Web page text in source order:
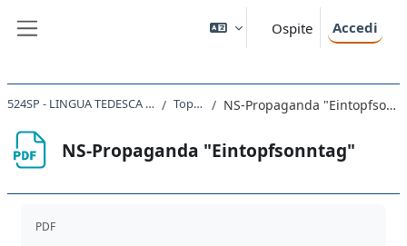
Ospite Accedi
524SP - LINGUA TEDESCA I 2023 Topic 6 NS-Propaganda "Eintopfsonntag"
NS-Propaganda "Eintopfsonntag"
PDF